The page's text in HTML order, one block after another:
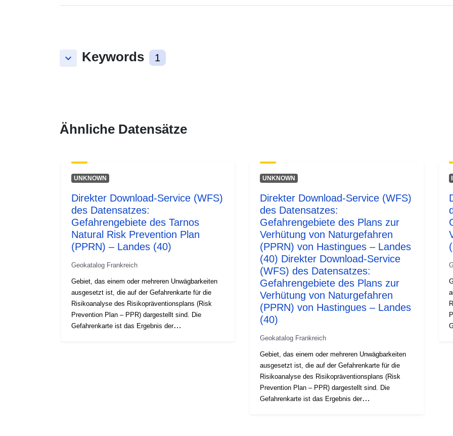
keyboard_arrow_down Keywords 1
Ähnliche Datensätze
UNKNOWN
Direkter Download-Service (WFS)
des Datensatzes:
Gefahrengebiete des Tarnos
Natural Risk Prevention Plan
(PPRN) – Landes (40)
Geokatalog Frankreich
Gebiet, das einem oder mehreren Unwägbarkeiten
ausgesetzt ist, die auf der Gefahrenkarte für die
Risikoanalyse des Risikopräventionsplans (Risk
Prevention Plan – PPR) dargestellt sind. Die
Gefahrenkarte ist das Ergebnis der
UNKNOWN
Direkter Download-Service (WFS)
des Datensatzes:
Gefahrengebiete des Plans zur
Verhütung von Naturgefahren
(PPRN) von Hastingues – Landes
(40) Direkter Download-Service
(WFS) des Datensatzes:
Gefahrengebiete des Plans zur
Verhütung von Naturgefahren
(PPRN) von Hastingues – Landes
(40)
Geokatalog Frankreich
Gebiet, das einem oder mehreren Unwägbarkeiten
ausgesetzt ist, die auf der Gefahrenkarte für die
Risikoanalyse des Risikopräventionsplans (Risk
Prevention Plan – PPR) dargestellt sind. Die
Gefahrenkarte ist das Ergebnis der